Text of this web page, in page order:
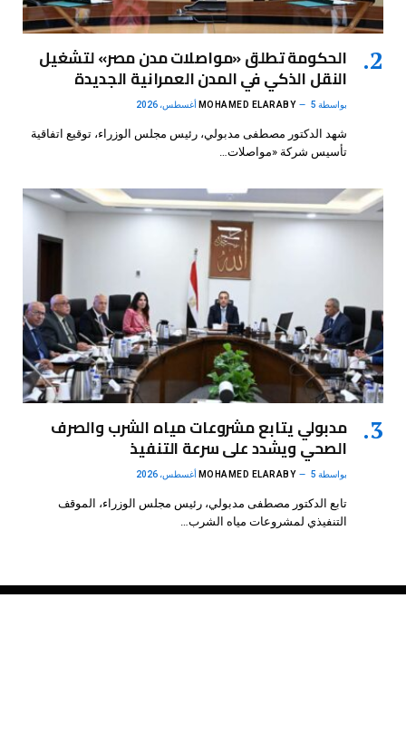
الحكومة تطلق «مواصلات مدن مصر» لتشغيل
النقل الذكي في المدن العمرانية الجديدة
بواسطة MOHAMED ELARABY 5 أغسطس، 2026
شهد الدكتور مصطفى مدبولي، رئيس مجلس الوزراء، توقيع اتفاقية
تأسيس شركة «مواصلات…
مدبولي يتابع مشروعات مياه الشرب والصرف
الصحي ويشدد على سرعة التنفيذ
بواسطة MOHAMED ELARABY 5 أغسطس، 2026
تابع الدكتور مصطفى مدبولي، رئيس مجلس الوزراء، الموقف
التنفيذي لمشروعات مياه الشرب…